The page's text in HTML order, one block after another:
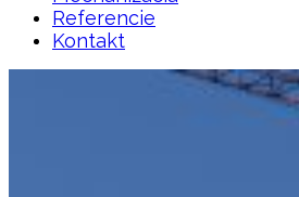
Referencie
Kontakt